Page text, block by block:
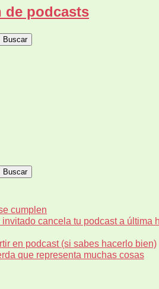
de podcasts
cumplen
cancela tu podcast a última
en podcast (si sabes hacerlo bien)
que representa muchas cosas